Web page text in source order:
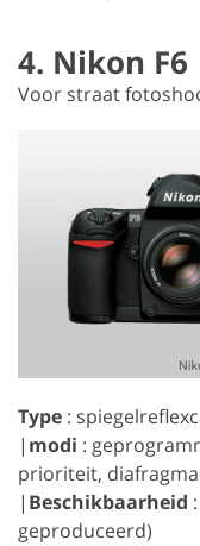
4. Nikon F6
Voor straat
Type :
| modi :
prioriteit,
| Beschikbaarheid
geproduceerd)